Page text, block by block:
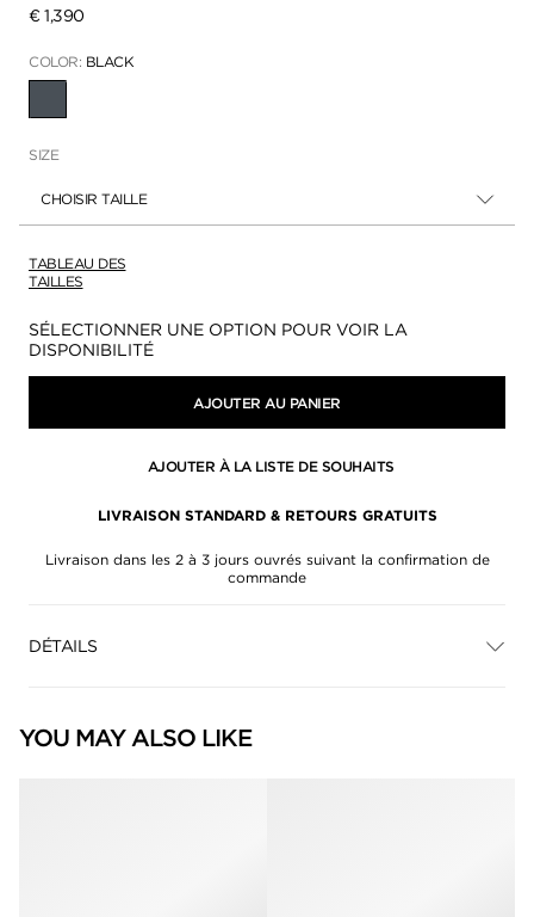
€ 1,390
COLOR: BLACK
SIZE
CHOISIR TAILLE
TABLEAU DES
TAILLES
Disponibilité:
SÉLECTIONNER UNE OPTION POUR VOIR LA
DISPONIBILITÉ
AJOUTER AU PANIER
AJOUTER À LA LISTE DE SOUHAITS
LIVRAISON STANDARD & RETOURS GRATUITS
Livraison dans les 2 à 3 jours ouvrés suivant la confirmation de
commande
DÉTAILS
YOU MAY ALSO LIKE